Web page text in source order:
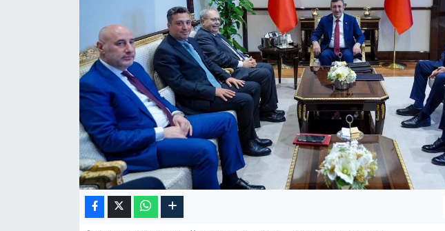
Hava Durumu
Kim kimdir?
Kültür Sanat